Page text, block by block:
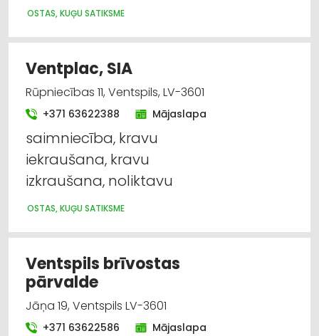
OSTAS, KUĢU SATIKSME
Ventplac, SIA
Rūpniecības 11, Ventspils, LV-3601
+371 63622388 Mājaslapa
saimniecība, kravu
iekraušana, kravu
izkraušana, noliktavu
OSTAS, KUĢU SATIKSME
Ventspils brīvostas
pārvalde
Jāņa 19, Ventspils LV-3601
+371 63622586 Mājaslapa